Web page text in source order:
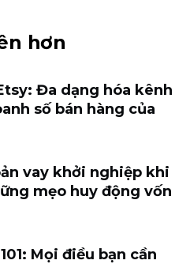
hơn
Đa dạng hóa kênh
số bán hàng của
vay khởi nghiệp khi
mẹo huy động vốn
Mọi điều bạn cần